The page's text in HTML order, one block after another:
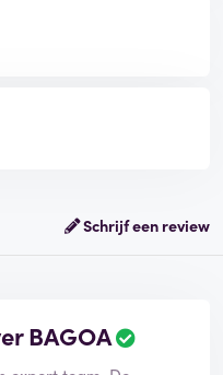
Schrijf een review
BAGOA